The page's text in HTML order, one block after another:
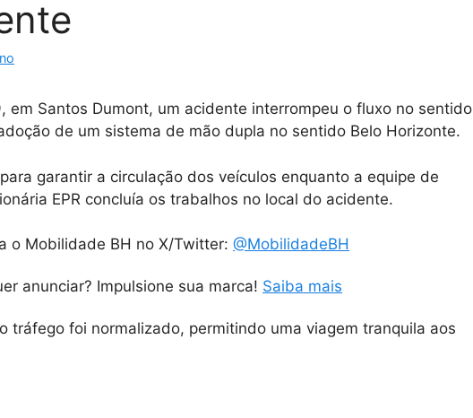
em Santos Dumont, um acidente interrompeu o fluxo no sentido
de um sistema de mão dupla no sentido Belo Horizonte.
garantir a circulação dos veículos enquanto a equipe de
EPR concluía os trabalhos no local do acidente.
o Mobilidade BH no X/Twitter: @MobilidadeBH
anunciar? Impulsione sua marca! Saiba mais
tráfego foi normalizado, permitindo uma viagem tranquila aos